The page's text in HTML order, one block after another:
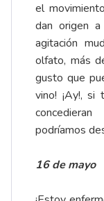
el
dan origen
agitación
olfato, más
gusto que
vino! ¡Ay!, si
podríamos
16 de mayo